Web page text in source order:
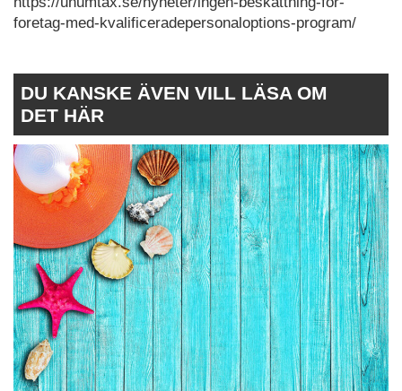
foretag-med-kvalificeradepersonaloptions-program/
DU KANSKE ÄVEN VILL LÄSA OM
DET HÄR